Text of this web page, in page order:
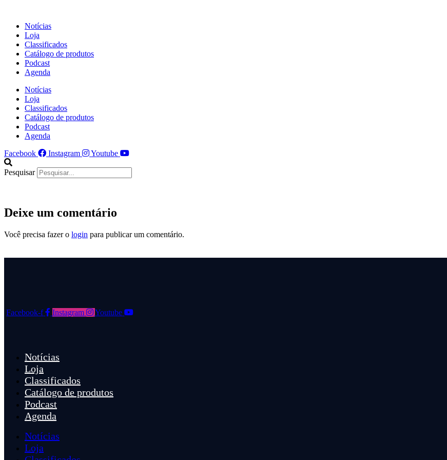
conteúdo
Notícias
Loja
Classificados
Catálogo de produtos
Podcast
Agenda
Notícias
Loja
Classificados
Catálogo de produtos
Podcast
Agenda
Facebook
Instagram Youtube
Pesquisar
Deixe um comentário
Você precisa fazer o login para publicar um comentário.
Facebook-f Instagram Youtube
Notícias
Loja
Classificados
Catálogo de produtos
Podcast
Agenda
Notícias
Loja